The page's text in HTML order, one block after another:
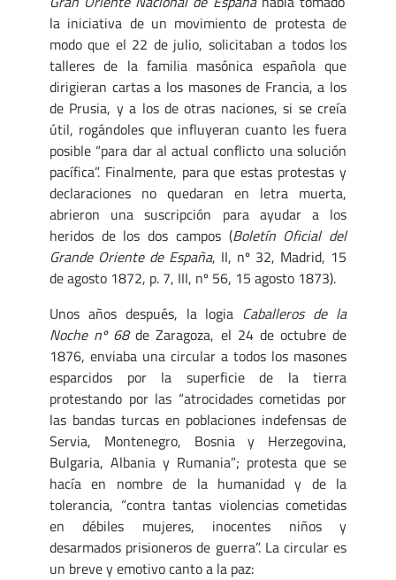
la iniciativa de un movimiento de protesta de
modo que el 22 de julio, solicitaban a todos los
talleres de la familia masónica española que
dirigieran cartas a los masones de Francia, a los
de Prusia, y a los de otras naciones, si se creía
útil, rogándoles que influyeran cuanto les fuera
posible “para dar al actual conflicto una solución
pacífica”. Finalmente, para que estas protestas y
declaraciones no quedaran en letra muerta,
abrieron una suscripción para ayudar a los
heridos de los dos campos (Boletín Oficial del
Grande Oriente de España, II, nº 32, Madrid, 15
de agosto 1872, p. 7, III, nº 56, 15 agosto 1873).
Unos años después, la logia Caballeros de la
Noche nº 68de Zaragoza, el 24 de octubre de
1876, enviaba una circular a todos los masones
esparcidos por la superficie de la tierra
protestando por las “atrocidades cometidas por
las bandas turcas en poblaciones indefensas de
Servia, Montenegro, Bosnia y Herzegovina,
Bulgaria, Albania y Rumania”; protesta que se
hacía en nombre de la humanidad y de la
tolerancia, “contra tantas violencias cometidas
en débiles mujeres, inocentes niños y
desarmados prisioneros de guerra”. La circular es
un breve y emotivo canto a la paz: